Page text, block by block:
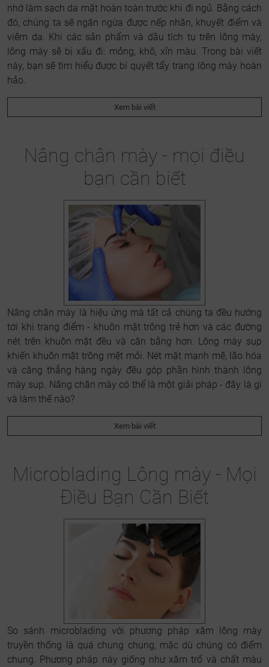
nhớ làm sạch da mặt hoàn toàn trước khi đi ngủ. Bằng cách
đó, chúng ta sẽ ngăn ngừa được nếp nhăn, khuyết điểm và
viêm da. Khi các sản phẩm và dầu tích tụ trên lông mày,
lông mày sẽ bị xấu đi: mỏng, khô, xỉn màu. Trong bài viết
này, bạn sẽ tìm hiểu được bí quyết tẩy trang lông mày hoàn
hảo.
Xem bài viết
Nâng chân mày - mọi điều
bạn cần biết
Nâng chân mày là hiệu ứng mà tất cả chúng ta đều hướng
tới khi trang điểm - khuôn mặt trông trẻ hơn và các đường
nét trên khuôn mặt đều và cân bằng hơn. Lông mày sụp
khiến khuôn mặt trông mệt mỏi. Nét mặt mạnh mẽ, lão hóa
và căng thẳng hàng ngày đều góp phần hình thành lông
mày sụp. Nâng chân mày có thể là một giải pháp - đây là gì
và làm thế nào?
Xem bài viết
Microblading Lông mày - Mọi
Điều Bạn Cần Biết
So sánh microblading với phương pháp xăm lông mày
truyền thống là quá chung chung, mặc dù chúng có điểm
chung. Phương pháp này giống như xăm trổ và chất màu